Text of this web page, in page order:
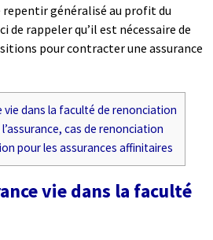
repentir généralisé au profit du
de rappeler qu’il est nécessaire de
pour contracter une assurance
vie dans la faculté de renonciation
cas de renonciation
pour les assurances affinitaires
vie dans la faculté